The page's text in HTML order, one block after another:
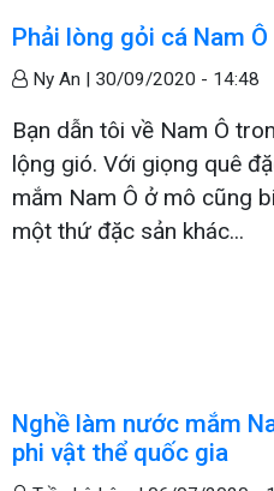
Phải lòng gỏi cá Nam Ô
Ny An | 30/09/2020 - 14:48
Bạn dẫn tôi về Nam Ô
lộng gió. Với giọng quê
mắm Nam Ô ở mô cũng
một thứ đặc sản khác...
Nghề làm nước mắm
phi vật thể quốc gia